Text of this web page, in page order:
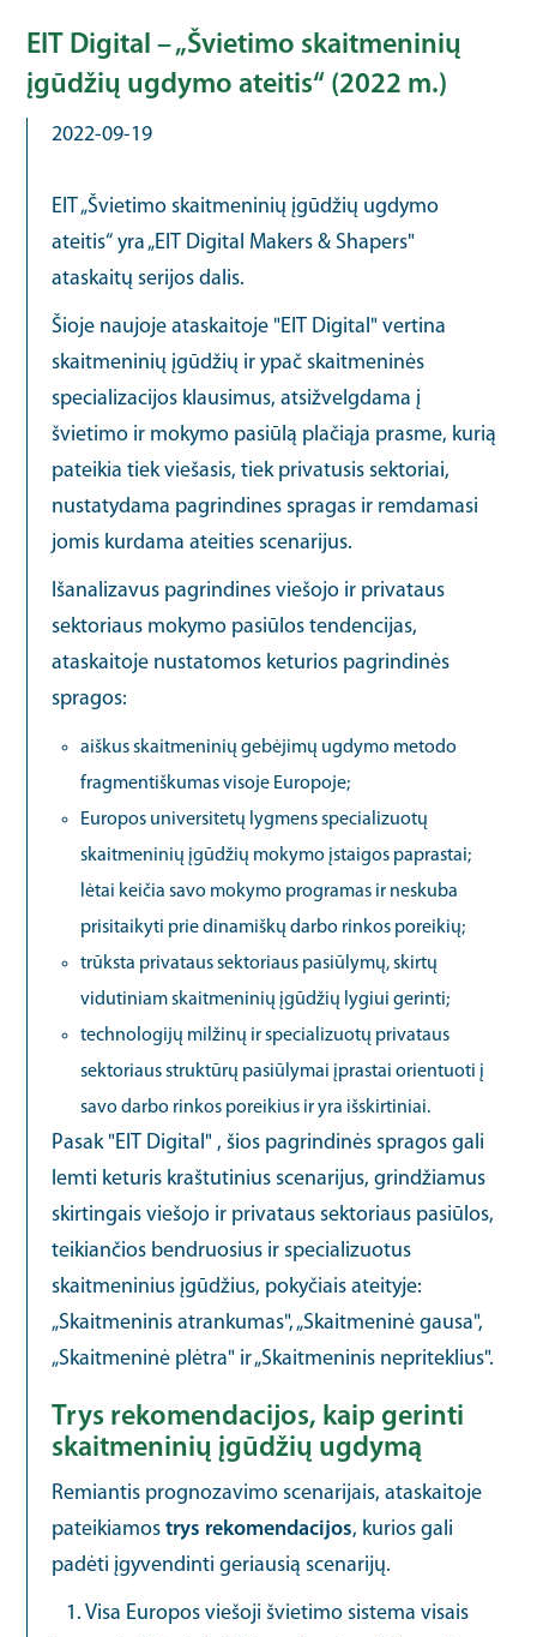
EIT Digital – „Švietimo skaitmeninių
įgūdžių ugdymo ateitis“ (2022 m.)
2022-09-19
EIT „Švietimo skaitmeninių įgūdžių ugdymo
ateitis“ yra „EIT Digital Makers & Shapers"
ataskaitų serijos dalis.
Šioje naujoje ataskaitoje "EIT Digital" vertina
skaitmeninių įgūdžių ir ypač skaitmeninės
specializacijos klausimus, atsižvelgdama į
švietimo ir mokymo pasiūlą plačiąja prasme, kurią
pateikia tiek viešasis, tiek privatusis sektoriai,
nustatydama pagrindines spragas ir remdamasi
jomis kurdama ateities scenarijus.
Išanalizavus pagrindines viešojo ir privataus
sektoriaus mokymo pasiūlos tendencijas,
ataskaitoje nustatomos keturios pagrindinės
spragos:
aiškus skaitmeninių gebėjimų ugdymo metodo
fragmentiškumas visoje Europoje;
Europos universitetų lygmens specializuotų
skaitmeninių įgūdžių mokymo įstaigos paprastai;
lėtai keičia savo mokymo programas ir neskuba
prisitaikyti prie dinamiškų darbo rinkos poreikių;
trūksta privataus sektoriaus pasiūlymų, skirtų
vidutiniam skaitmeninių įgūdžių lygiui gerinti;
technologijų milžinų ir specializuotų privataus
sektoriaus struktūrų pasiūlymai įprastai orientuoti į
savo darbo rinkos poreikius ir yra išskirtiniai.
Pasak "EIT Digital" , šios pagrindinės spragos gali
lemti keturis kraštutinius scenarijus, grindžiamus
skirtingais viešojo ir privataus sektoriaus pasiūlos,
teikiančios bendruosius ir specializuotus
skaitmeninius įgūdžius, pokyčiais ateityje:
„Skaitmeninis atrankumas", „Skaitmeninė gausa",
„Skaitmeninė plėtra" ir „Skaitmeninis nepriteklius".
Trys rekomendacijos, kaip gerinti
skaitmeninių įgūdžių ugdymą
Remiantis prognozavimo scenarijais, ataskaitoje
pateikiamostrys rekomendacijos, kurios gali
padėti įgyvendinti geriausią scenarijų.
1. Visa Europos viešoji švietimo sistema visais